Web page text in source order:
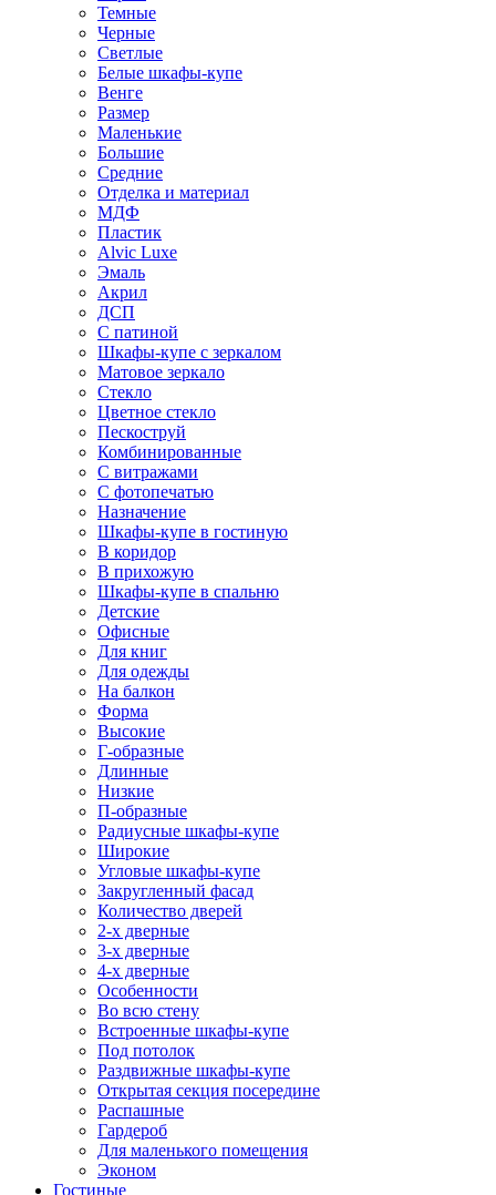
Темные
Черные
Светлые
Белые шкафы-купе
Венге
Размер
Маленькие
Большие
Средние
Отделка и материал
МДФ
Пластик
Alvic Luxe
Эмаль
Акрил
ДСП
С патиной
Шкафы-купе с зеркалом
Матовое зеркало
Стекло
Цветное стекло
Пескоструй
Комбинированные
С витражами
С фотопечатью
Назначение
Шкафы-купе в гостиную
В коридор
В прихожую
Шкафы-купе в спальню
Детские
Офисные
Для книг
Для одежды
На балкон
Форма
Высокие
Г-образные
Длинные
Низкие
П-образные
Радиусные шкафы-купе
Широкие
Угловые шкафы-купе
Закругленный фасад
Количество дверей
2-х дверные
3-х дверные
4-х дверные
Особенности
Во всю стену
Встроенные шкафы-купе
Под потолок
Раздвижные шкафы-купе
Открытая секция посередине
Распашные
Гардероб
Для маленького помещения
Эконом
Гостиные